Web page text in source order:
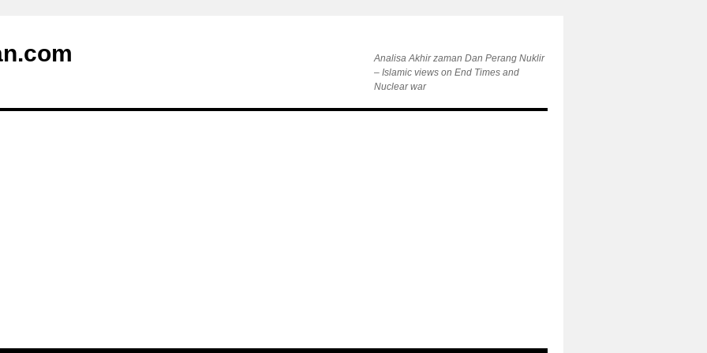
Analisa Akhir zaman Dan Perang Nuklir
– Islamic views on End Times and
Nuclear war